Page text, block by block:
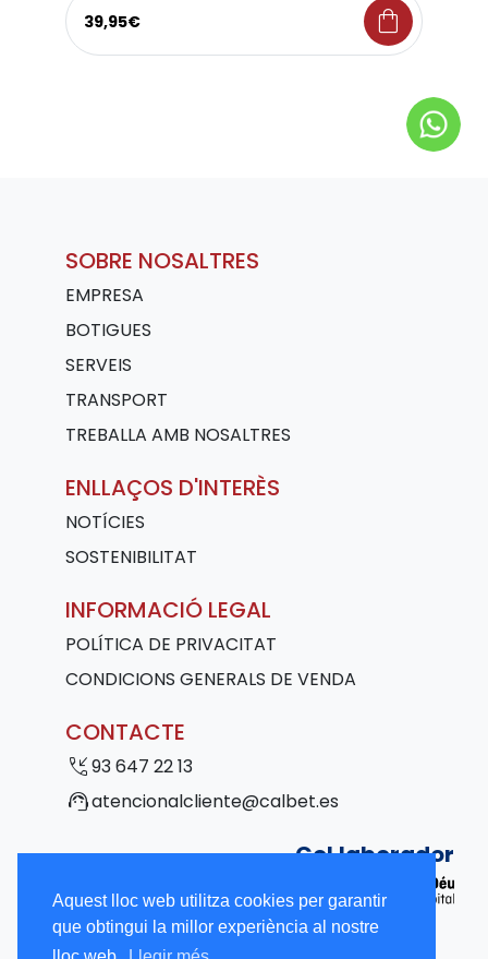
Aquest lloc web utilitza cookies per garantir
que obtingui la millor experiència al nostre
39,95€ shopping_bag
SOBRE NOSALTRES
EMPRESA
BOTIGUES
SERVEIS
TRANSPORT
TREBALLA AMB NOSALTRES
ENLLAÇOS D'INTERÈS
NOTÍCIES
SOSTENIBILITAT
INFORMACIÓ LEGAL
POLÍTICA DE PRIVACITAT
CONDICIONS GENERALS DE VENDA
CONTACTE
phone_callback93 647 22 13
support_agentatencionalcliente@calbet.es
Col·laborador